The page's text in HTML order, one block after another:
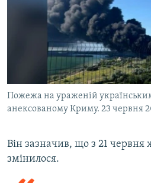
Пожежа на ураженій
анексованому Криму. 23 червня
Він зазначив, що з 21
змінилося.